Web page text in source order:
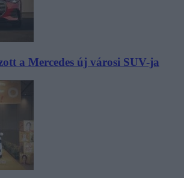
a Mercedes új városi SUV-ja